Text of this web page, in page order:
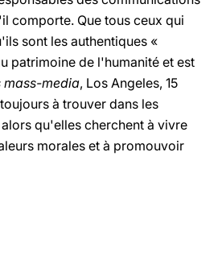
comporte. Que tous ceux qui
sont les authentiques «
patrimoine de l'humanité et est
mass-media, Los Angeles, 15
à trouver dans les
qu'elles cherchent à vivre
morales et à promouvoir